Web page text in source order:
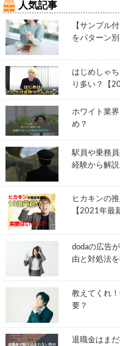
人気記事
【サンプル
をパターン
はじめしゃ
り多い？【
ホワイト業
め？
駅員や乗務
経験から解説
ヒカキンの
【2021年最
dodaの広告
由と対処法を
教えてくれ
要？
退職金はま